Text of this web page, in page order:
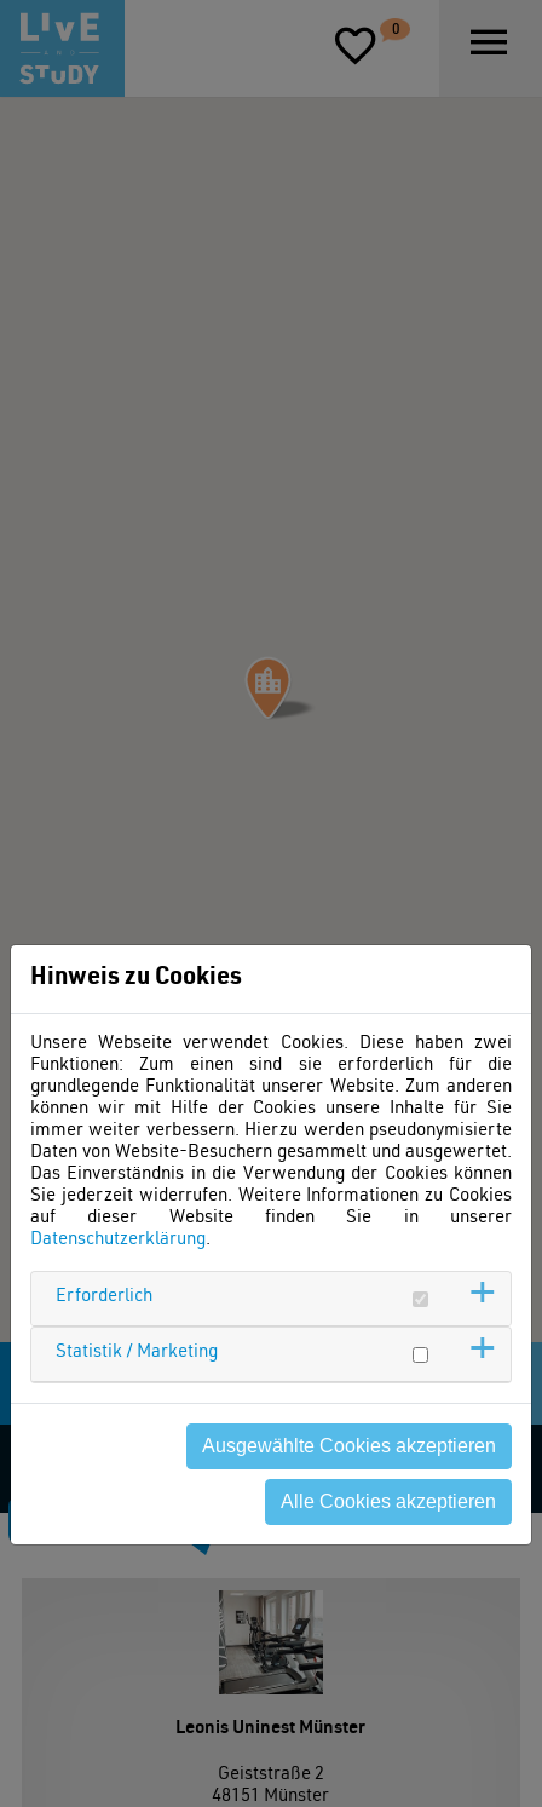
P 0 D
Leonis Uninest Münster
Geiststraße 2
48151 Münster
Hinweis zu Cookies
Unsere Webseite verwendet Cookies. Diese haben zwei
Funktionen: Zum einen sind sie erforderlich für die
grundlegende Funktionalität unserer Website. Zum anderen
können wir mit Hilfe der Cookies unsere Inhalte für Sie
immer weiter verbessern. Hierzu werden pseudonymisierte
Daten von Website-Besuchern gesammelt und ausgewertet.
Das Einverständnis in die Verwendung der Cookies können
Sie jederzeit widerrufen. Weitere Informationen zu Cookies
auf dieser Website finden Sie in unserer
Datenschutzerklärung.
Erforderlich
Statistik / Marketing
Ausgewählte Cookies akzeptieren
Alle Cookies akzeptieren